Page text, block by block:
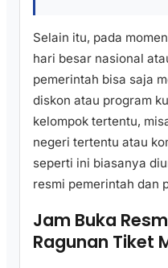
Selain itu, pada
hari besar nasional
pemerintah bisa saja
diskon atau program
kelompok tertentu,
negeri tertentu atau
seperti ini biasanya
resmi pemerintah dan
Jam Buka
Ragunan Tiket